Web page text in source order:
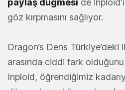
paylaş düğmesi de
göz kırpmasını sağlıyor.
Dragon’s Dens
arasında ciddi fark
Inploid, öğrendiğimiz